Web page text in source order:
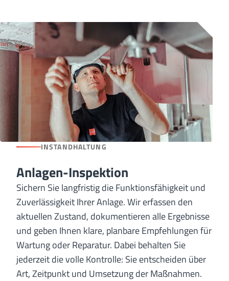
INSTANDHALTUNG
Anlagen-Inspektion
Sichern Sie langfristig die Funktionsfähigkeit und
Zuverlässigkeit Ihrer Anlage. Wir erfassen den
aktuellen Zustand, dokumentieren alle Ergebnisse
und geben Ihnen klare, planbare Empfehlungen für
Wartung oder Reparatur. Dabei behalten Sie
jederzeit die volle Kontrolle: Sie entscheiden über
Art, Zeitpunkt und Umsetzung der Maßnahmen.